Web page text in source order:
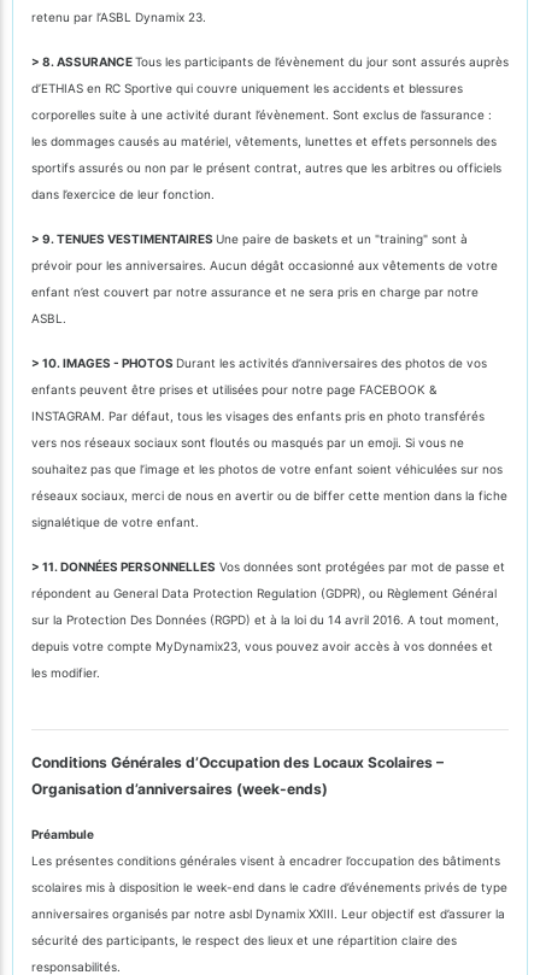
retenu par l’ASBL Dynamix 23.
> 8. ASSURANCETous les participants de l’évènement du jour sont assurés auprès
d’ETHIAS en RC Sportive qui couvre uniquement les accidents et blessures
corporelles suite à une activité durant l’évènement. Sont exclus de l’assurance :
les dommages causés au matériel, vêtements, lunettes et effets personnels des
sportifs assurés ou non par le présent contrat, autres que les arbitres ou officiels
dans l’exercice de leur fonction.
> 9. TENUES VESTIMENTAIRES Une paire de baskets et un "training" sont à
prévoir pour les anniversaires. Aucun dégât occasionné aux vêtements de votre
enfant n’est couvert par notre assurance et ne sera pris en charge par notre
ASBL.
> 10. IMAGES - PHOTOS Durant les activités d’anniversaires des photos de vos
enfants peuvent être prises et utilisées pour notre page FACEBOOK &
INSTAGRAM. Par défaut, tous les visages des enfants pris en photo transférés
vers nos réseaux sociaux sont floutés ou masqués par un emoji. Si vous ne
souhaitez pas que l’image et les photos de votre enfant soient véhiculées sur nos
réseaux sociaux, merci de nous en avertir ou de biffer cette mention dans la fiche
signalétique de votre enfant.
> 11. DONNÉES PERSONNELLES Vos données sont protégées par mot de passe et
répondent au General Data Protection Regulation (GDPR), ou Règlement Général
sur la Protection Des Données (RGPD) et à la loi du 14 avril 2016. A tout moment,
depuis votre compte MyDynamix23, vous pouvez avoir accès à vos données et
les modifier.
Conditions Générales d’Occupation des Locaux Scolaires –
Organisation d’anniversaires (week-ends)
Préambule
Les présentes conditions générales visent à encadrer l’occupation des bâtiments
scolaires mis à disposition le week-end dans le cadre d’événements privés de type
anniversaires organisés par notre asbl Dynamix XXIII. Leur objectif est d’assurer la
sécurité des participants, le respect des lieux et une répartition claire des
responsabilités.